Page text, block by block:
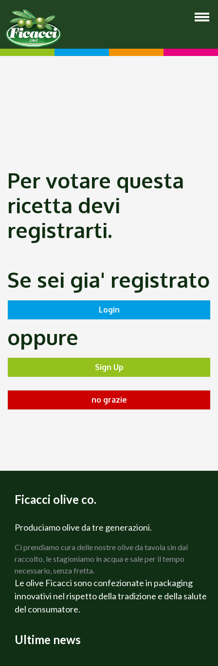
Per votare questa
ricetta devi
registrarti.
Se sei gia' registrato
oppure
Ficacci olive co.
Produciamo olive da tre generazioni.
Ci prendiamo cura delle nostre olive da tavola sin dal
raccolto, le stagioniamo in acqua e sale per il tempo
necessario, senza fretta.
Le olive Ficacci sono confezionate in packaging
innovativi nel rispetto della tradizione e della salute
del consumatore.
Ultime news